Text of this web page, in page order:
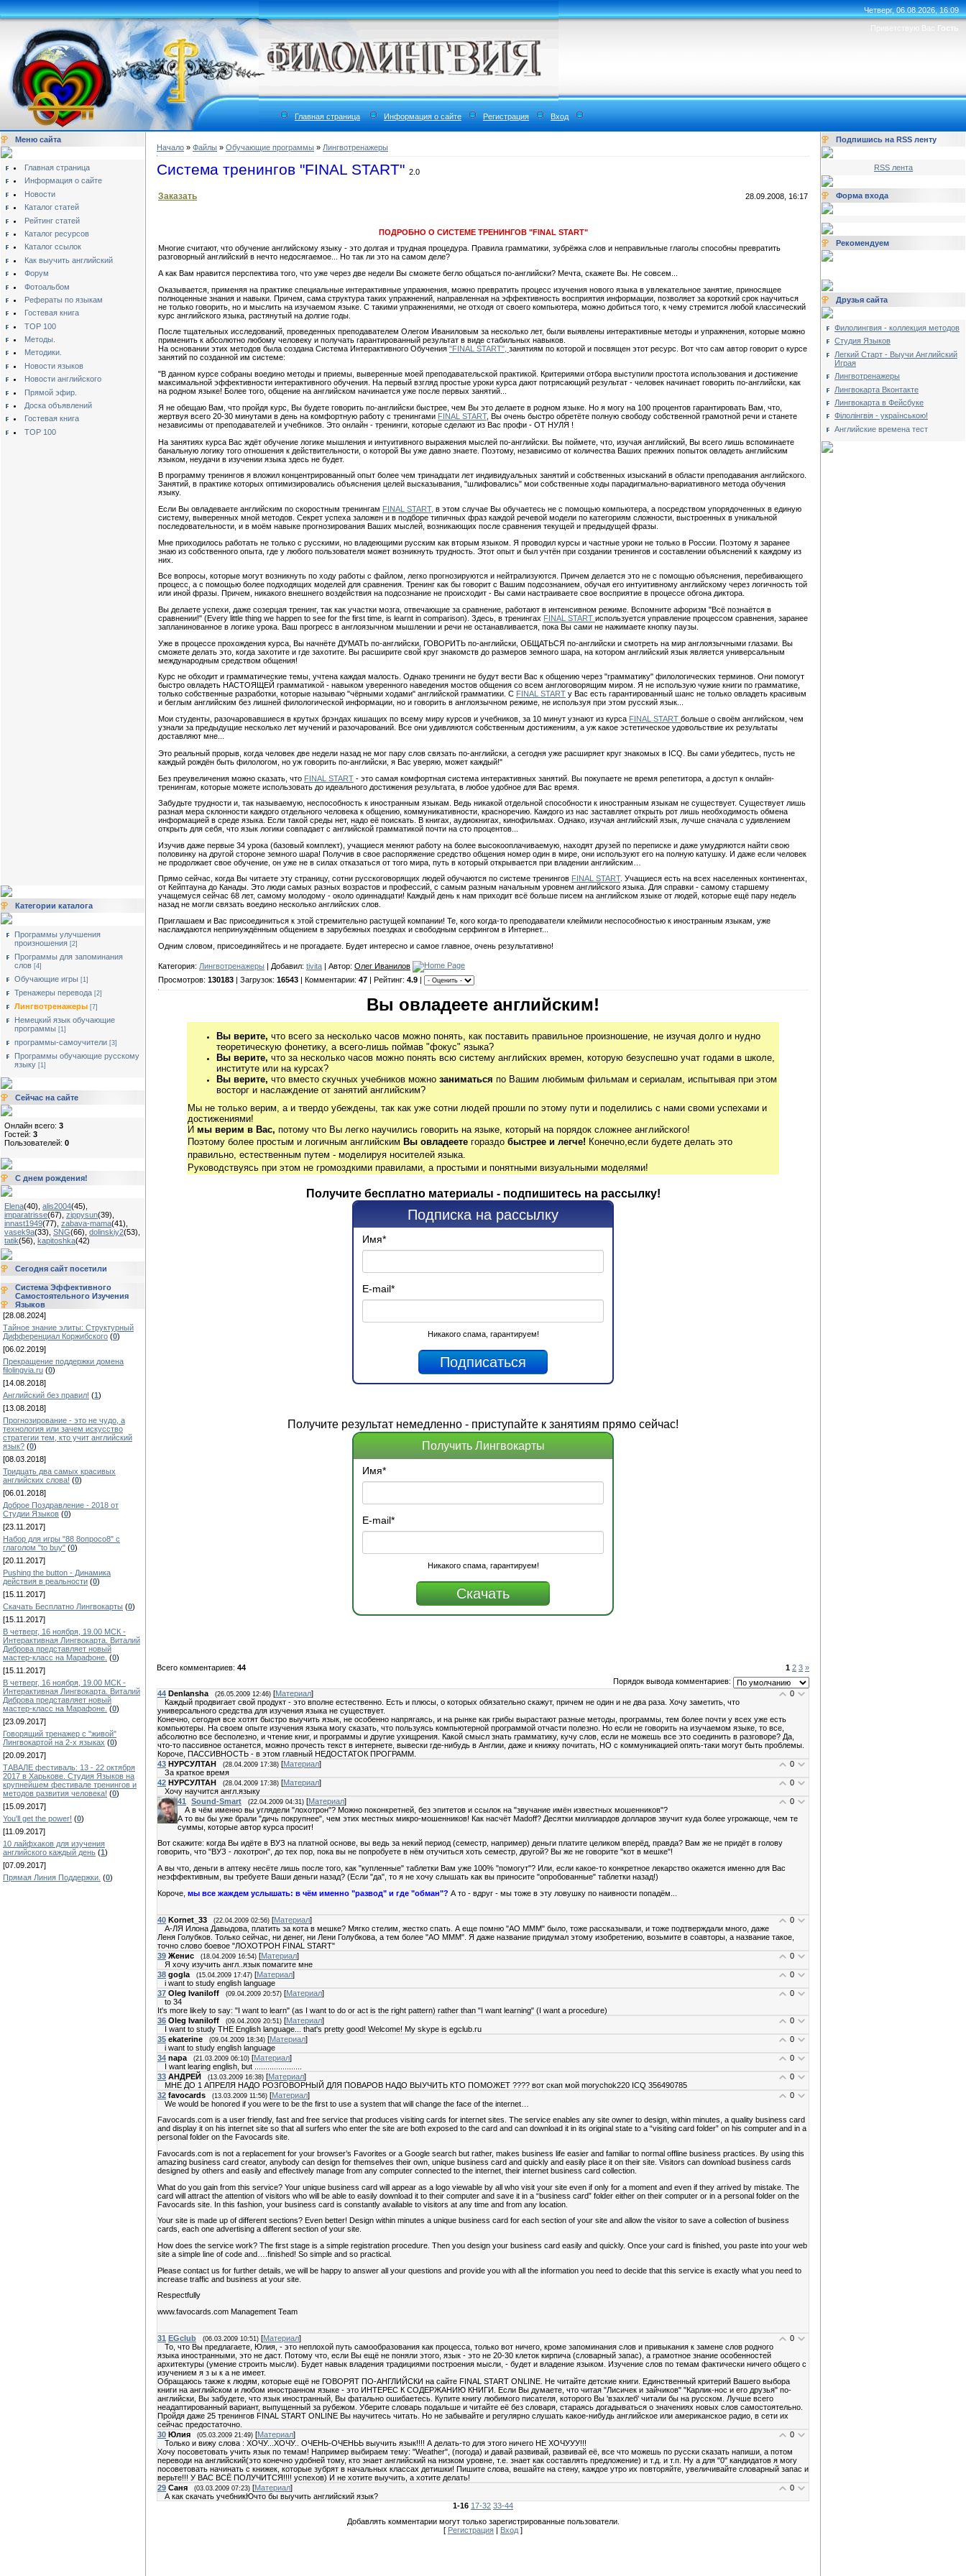
Четверг, 06.08.2026, 16:09
Приветствую Вас Гость
Главная страница Информация о сайте Регистрация Вход
Меню сайта
Главная страница
Информация о сайте
Новости
Каталог статей
Рейтинг статей
Каталог ресурсов
Каталог ссылок
Как выучить английский
Форум
Фотоальбом
Рефераты по языкам
Гостевая книга
TOP 100
Методы.
Методики.
Новости языков
Новости английского
Прямой эфир.
Доска объявлений
Гостевая книга
TOP 100
Категории каталога
Программы улучшения
произношения [2]
Программы для запоминания
слов [4]
Обучающие игры [1]
Тренажеры перевода [2]
Лингвотренажеры [7]
Немецкий язык обучающие
программы [1]
программы-самоучители [3]
Программы обучающие русскому
языку [1]
Сейчас на сайте
Онлайн всего: 3
Гостей: 3
Пользователей: 0
С днем рождения!
Elena(40) alis2004(45)
imparatrisse(67) zippysun(39)
innast1949(77) zabava-mama(41)
vasek9a(33) SNG(66) dolinskiy2(53)
tatik(56) kapitoshka(42)
Сегодня сайт посетили
Система Эффективного
Самостоятельного Изучения
Языков
[28.08.2024]
Тайное знание элиты: Структурный
Дифференциал Коржибского (0)
[06.02.2019]
Прекращение поддержки домена
filolingvia.ru (0)
[14.08.2018]
Английский без правил! (1)
[13.08.2018]
Прогнозирование - это не чудо, а
технология или зачем искусство
стратегии тем, кто учит английский
язык? (0)
[08.03.2018]
Тридцать два самых красивых
английских слова! (0)
[06.01.2018]
Доброе Поздравление - 2018 от
Студии Языков (0)
[23.11.2017]
Набор для игры "88 8опросо8" с
глаголом "to buy" (0)
[20.11.2017]
Pushing the button - Динамика
действия в реальности (0)
[15.11.2017]
Скачать Бесплатно Лингвокарты (0)
[15.11.2017]
В четверг, 16 ноября, 19.00 МСК -
Интерактивная Лингвокарта. Виталий
Диброва представляет новый
мастер-класс на Марафоне. (0)
[15.11.2017]
В четверг, 16 ноября, 19.00 МСК -
Интерактивная Лингвокарта. Виталий
Диброва представляет новый
мастер-класс на Марафоне. (0)
[23.09.2017]
Говорящий тренажер с "живой"
Лингвокартой на 2-х языках (0)
[20.09.2017]
ТАВАЛЕ фестиваль: 13 - 22 октября
2017 в Харькове. Студия Языков на
крупнейшем фестивале тренингов и
методов развития человека! (0)
[15.09.2017]
You'll get the power! (0)
[11.09.2017]
10 лайфхаков для изучения
английского каждый день (1)
[07.09.2017]
Прямая Линия Поддержки. (0)
Начало » Файлы » Обучающие программы » Лингвотренажеры
Система тренингов "FINAL START" 2.0
Заказать 28.09.2008, 16:17
ПОДРОБНО О СИСТЕМЕ ТРЕНИНГОВ "FINAL START"
Многие считают, что обучение английскому языку - это долгая и трудная процедура. Правила грамматики, зубрёжка слов и неправильные глаголы способны превратить
разговорный английский в нечто недосягаемое... Но так ли это на самом деле?
А как Вам нравится перспектива того, что уже через две недели Вы сможете бегло общаться по-английски? Мечта, скажете Вы. Не совсем...
Оказывается, применяя на практике специальные интерактивные упражнения, можно превратить процесс изучения нового языка в увлекательное занятие, приносящее
полноценные знания и навыки. Причем, сама структура таких упражнений, направленная на эффективность восприятия информации, позволяет за короткий срок научиться
не только говорить, но и мыслить на изучаемом языке. С такими упражнениями, не отходя от своего компьютера, можно добиться того, к чему стремится любой классический
курс английского языка, растянутый на долгие годы.
После тщательных исследований, проведенных преподавателем Олегом Иваниловым за несколько лет, были выявлены интерактивные методы и упражнения, которые можно
применить к абсолютно любому человеку и получать гарантированный результат в виде стабильных навыков.
На основании этих методов была создана Система Интерактивного Обучения "FINAL START", занятиям по которой и посвящен этот ресурс. Вот что сам автор говорит о курсе
занятий по созданной им системе:
"В данном курсе собраны воедино методы и приемы, выверенные моей преподавательской практикой. Критериями отбора выступили простота использования и достижение
максимальной эффективности интерактивного обучения. На первый взгляд простые уроки курса дают потрясающий результат - человек начинает говорить по-английски, как
на родном языке! Более того, общение на английском начинается уже после первых занятий...
Я не обещаю Вам, что пройдя курс, Вы будете говорить по-английски быстрее, чем Вы это делаете в родном языке. Но я могу на 100 процентов гарантировать Вам, что,
жертвуя всего 20-30 минутами в день на комфортную работу с тренингами FINAL START, Вы очень быстро обретёте полную свободу собственной грамотной речи и станете
независимы от преподавателей и учебников. Это онлайн - тренинги, которые сделают из Вас профи - ОТ НУЛЯ !
На занятиях курса Вас ждёт обучение логике мышления и интуитивного выражения мыслей по-английски. Вы поймете, что, изучая английский, Вы всего лишь вспоминаете
банальную логику того отношения к действительности, о которой Вы уже давно знаете. Поэтому, независимо от количества Ваших прежних попыток овладеть английским
языком, неудачи в изучении языка здесь не будет.
В программу тренингов я вложил концентрированный опыт более чем тринадцати лет индивидуальных занятий и собственных изысканий в области преподавания английского.
Занятий, в практике которых оптимизировались объяснения целей высказывания, "шлифовались" мои собственные ходы парадигмально-вариативного метода обучения
языку.
Если Вы овладеваете английским по скоростным тренингам FINAL START, в этом случае Вы обучаетесь не с помощью компьютера, а посредством упорядоченных в единую
систему, выверенных мной методов. Секрет успеха заложен и в подборе типичных фраз каждой речевой модели по категориям сложности, выстроенных в уникальной
последовательности, и в моём навыке прогнозирования Ваших мыслей, возникающих после сравнения текущей и предыдущей фразы.
Мне приходилось работать не только с русскими, но владеющими русским как вторым языком. Я проводил курсы и частные уроки не только в России. Поэтому я заранее
знаю из собственного опыта, где у любого пользователя может возникнуть трудность. Этот опыт и был учтён при создании тренингов и составлении объяснений к каждому из
них.
Все вопросы, которые могут возникнуть по ходу работы с файлом, легко прогнозируются и нейтрализуются. Причем делается это не с помощью объяснения, перебивающего
процесс, а с помощью более подходящих моделей для сравнения. Тренинг как бы говорит с Вашим подсознанием, обучая его интуитивному английскому через логичность той
или иной фразы. Причем, никакого внешнего воздействия на подсознание не происходит - Вы сами настраиваете свое восприятие в процессе обгона диктора.
Вы делаете успехи, даже созерцая тренинг, так как участки мозга, отвечающие за сравнение, работают в интенсивном режиме. Вспомните афоризм "Всё познаётся в
сравнении!" (Every little thing we happen to see for the first time, is learnt in comparison). Здесь, в тренингах FINAL START используется управление процессом сравнения, заранее
запланинованное в логике урока. Ваш прогресс в англоязычном мышлении и речи не останавливается, пока Вы сами не нажимаете кнопку паузы.
Уже в процессе прохождения курса, Вы начнёте ДУМАТЬ по-английски, ГОВОРИТЬ по-английски, ОБЩАТЬСЯ по-английски и смотреть на мир англоязычными глазами. Вы
сможете делать это, когда захотите и где захотите. Вы расширите свой круг знакомств до размеров земного шара, на котором английский язык является универсальным
международным средством общения!
Курс не обходит и грамматические темы, учтена каждая малость. Однако тренинги не будут вести Вас к общению через "грамматику" филологических терминов. Они помогут
быстро овладеть НАСТОЯЩЕЙ грамматикой - навыком уверенного наведения мостов общения со всем англоговорящим миром. Я не использую чужие книги по грамматике,
только собственные разработки, которые называю "чёрными ходами" английской грамматики. С FINAL START у Вас есть гарантированный шанс не только овладеть красивым
и беглым английским без лишней филологической информации, но и говорить в англоязычном режиме, не используя при этом русский язык...
Мои студенты, разочаровавшиеся в крутых брэндах кишащих по всему миру курсов и учебников, за 10 минут узнают из курса FINAL START больше о своём английском, чем
узнали за предыдущие несколько лет мучений и разочарований. Все они удивляются собственным достижениям, а уж какое эстетическое удовольствие их результаты
доставляют мне...
Это реальный прорыв, когда человек две недели назад не мог пару слов связать по-английски, а сегодня уже расширяет круг знакомых в ICQ. Вы сами убедитесь, пусть не
каждый рождён быть филологом, но уж говорить по-английски, я Вас уверяю, может каждый!"
Без преувеличения можно сказать, что FINAL START - это самая комфортная система интерактивных занятий. Вы покупаете не время репетитора, а доступ к онлайн-
тренингам, которые можете использовать до идеального достижения результата, в любое удобное для Вас время.
Забудьте трудности и, так называемую, неспособность к иностранным языкам. Ведь никакой отдельной способности к иностранным языкам не существует. Существует лишь
разная мера склонности каждого отдельного человека к общению, коммуникативности, красноречию. Каждого из нас заставляет открыть рот лишь необходимость обмена
информацией в среде языка. Если такой среды нет, надо её поискать. В книгах, аудиокнигах, кинофильмах. Однако, изучая английский язык, лучше сначала с удивлением
открыть для себя, что язык логики совпадает с английской грамматикой почти на сто процентов...
Изучив даже первые 34 урока (базовый комплект), учащиеся меняют работу на более высокооплачиваемую, находят друзей по переписке и даже умудряются найти свою
половинку на другой стороне земного шара! Получив в свое распоряжение средство общения номер один в мире, они используют его на полную катушку. И даже если человек
не продолжает свое обучение, он уже не в силах отказаться от того мира, путь в который открывается при владении английским…
Прямо сейчас, когда Вы читаете эту страницу, сотни русскоговорящих людей обучаются по системе тренингов FINAL START. Учащиеся есть на всех населенных континентах,
от Кейптауна до Канады. Это люди самых разных возрастов и профессий, с самым разным начальным уровнем английского языка. Для справки - самому старшему
учащемуся сейчас 68 лет, самому молодому - около одиннадцати! Каждый день к нам приходит всё больше писем на английском языке от людей, которые ещё пару недель
назад не могли связать воедино несколько английских слов.
Приглашаем и Вас присоединиться к этой стремительно растущей компании! Те, кого когда-то преподаватели клеймили неспособностью к иностранным языкам, уже
наслаждаются непринуждённым общением в зарубежных поездках и свободным серфингом в Интернет...
Одним словом, присоединяйтесь и не прогадаете. Будет интересно и самое главное, очень результативно!
Категория: Лингвотренажеры | Добавил: tivita | Автор: Олег Иванилов
Просмотров: 130183 | Загрузок: 16543 | Комментарии: 47 | Рейтинг: 4.9 |
Вы овладеете английским!
Вы верите, что всего за несколько часов можно понять, как поставить правильное произношение, не изучая долго и нудно
теоретическую фонетику, а всего-лишь поймав "фокус" языка?
Вы верите, что за несколько часов можно понять всю систему английских времен, которую безуспешно учат годами в школе,
институте или на курсах?
Вы верите, что вместо скучных учебников можно заниматься по Вашим любимым фильмам и сериалам, испытывая при этом
восторг и наслаждение от занятий английским?
Мы не только верим, а и твердо убеждены, так как уже сотни людей прошли по этому пути и поделились с нами своми успехами и
достижениями!
И мы верим в Вас, потому что Вы легко научились говорить на языке, который на порядок сложнее английского!
Поэтому более простым и логичным английским Вы овладеете гораздо быстрее и легче! Конечно,если будете делать это
правильно, естественным путем - моделируя носителей языка.
Руководствуясь при этом не громоздкими правилами, а простыми и понятными визуальными моделями!
Получите бесплатно материалы - подпишитесь на рассылку!
Подписка на рассылку
Имя*
E-mail*
Никакого спама, гарантируем!
Получите результат немедленно - приступайте к занятиям прямо сейчас!
Получить Лингвокарты
Имя*
E-mail*
Никакого спама, гарантируем!
Всего комментариев: 44 1 2 3 »
Порядок вывода комментариев:
0
44 Denlansha (26.05.2009 12:46) [Материал]
Каждый продвигает свой продукт - это вполне естественно. Есть и плюсы, о которых обязательно скажут, причем не один и не два раза. Хочу заметить, что
универсального средства для изучения языка не существует.
Конечно, сегодня все хотят быстро выучить язык, не особенно напрягаясь, и на рынке как грибы вырастают разные методы, программы, тем более почти у всех уже есть
компьютеры. На своем опыте изучения языка могу сказать, что пользуясь компьютерной программой отчасти полезно. Но если не говорить на изучаемом языке, то все,
абсолютно все бесполезно, и чтение книг, и программы и другие ухищрения. Какой смысл знать грамматику, кучу слов, если не можешь все это соединить в разговоре? Да,
что-то пассивное останется, можно прочесть текст в интернете, вывески где-нибудь в Англии, даже и книжку почитать, НО с коммуникацией опять-таки могут быть проблемы.
Короче, ПАССИВНОСТЬ - в этом главный НЕДОСТАТОК ПРОГРАММ.
0
43 НУРСУЛТАН (28.04.2009 17:38) [Материал]
За краткое время
0
42 НУРСУЛТАН (28.04.2009 17:38) [Материал]
Хочу научится англ.языку
0
41 Sound-Smart (22.04.2009 04:31) [Материал]
А в чём именно вы углядели "лохотрон"? Можно поконкретней, без эпитетов и ссылок на "звучание имён известных мошенников"?
А то вы бы уже брали "дичь покрупнее", чем этих местных микро-мошенников! Как насчёт Madoff? Десятки миллиардов долларов звучит куда более угрожающе, чем те
суммы, которые автор курса просит!
Вот скажите: когда Вы идёте в ВУЗ на платной основе, вы ведь за некий период (семестр, например) деньги платите целиком вперёд, правда? Вам же не придёт в голову
говорить, что "ВУЗ - лохотрон", до тех пор, пока вы не попробуете в нём отучиться хоть семестр, другой? Вы же не говорите "кот в мешке"!
А вы что, деньги в аптеку несёте лишь после того, как "купленные" таблетки Вам уже 100% "помогут"? Или, если какое-то конкретное лекарство окажется именно для Вас
неэффективным, вы требуете Ваши деньги назад? (Если "да", то я не хочу слышать как вы приносите "опробованные" таблетки назад!)
Короче, мы все жаждем услышать: в чём именно "развод" и где "обман"? А то - вдруг - мы тоже в эту ловушку по наивности попадём...
0
40 Kornet_33 (22.04.2009 02:56) [Материал]
А-ЛЯ Илона Давыдова, платить за кота в мешке? Мягко стелим, жестко спать. А еще помню "АО МММ" было, тоже рассказывали, и тоже подтверждали много, даже
Леня Голубков. Только сейчас, ни денег, ни Лени Голубкова, а тем более "АО МММ". Я даже название придумал этому изобретению, возьмите в соавторы, а название такое,
точно слово боевое "ЛОХОТРОН FINAL START"
0
39 Женис (18.04.2009 16:54) [Материал]
Я хочу изучить англ..язык помагите мне
0
38 gogla (15.04.2009 17:47) [Материал]
i want to study english language
0
37 Oleg Ivaniloff (09.04.2009 20:57) [Материал]
to 34
It's more likely to say: "I want to learn" (as I want to do or act is the right pattern) rather than "I want learning" (I want a procedure)
0
36 Oleg Ivaniloff (09.04.2009 20:51) [Материал]
I want to study THE English language... that's pretty good! Welcome! My skype is egclub.ru
0
35 ekaterine (09.04.2009 18:34) [Материал]
i want to study english language
0
34 napa (21.03.2009 06:10) [Материал]
I want learing english, but ......................
0
33 АНДРЕЙ (13.03.2009 16:38) [Материал]
МНЕ ДО 1 АПРЕЛЯ НАДО РОЗГОВОРНЫЙ ДЛЯ ПОВАРОВ НАДО ВЫУЧИТЬ КТО ПОМОЖЕТ ???? вот скап мой morychok220 ICQ 356490785
0
32 favocards (13.03.2009 11:56) [Материал]
We would be honored if you were to be the first to use a system that will change the face of the internet…
Favocards.com is a user friendly, fast and free service that produces visiting cards for internet sites. The service enables any site owner to design, within minutes, a quality business card
and display it on his internet site so that all surfers who enter the site are both exposed to the card and can download it in its original state to a “visiting card folder” on his computer and in a
personal folder on the Favocards site.
Favocards.com is not a replacement for your browser’s Favorites or a Google search but rather, makes business life easier and familiar to normal offline business practices. By using this
amazing business card creator, anybody can design for themselves their own, unique business card and quickly and easily place it on their site. Visitors can download business cards
designed by others and easily and effectively manage from any computer connected to the internet, their internet business card collection.
What do you gain from this service? Your unique business card will appear as a logo viewable by all who visit your site even if only for a moment and even if they arrived by mistake. The
card will attract the attention of visitors who will be able to easily download it to their computer and save it in a “business card” folder either on their computer or in a personal folder on the
Favocards site. In this fashion, your business card is constantly available to visitors at any time and from any location.
Your site is made up of different sections? Even better! Design within minutes a unique business card for each section of your site and allow the visitor to save a collection of business
cards, each one advertising a different section of your site.
How does the service work? The first stage is a simple registration procedure. Then you design your business card easily and quickly. Once your card is finished, you paste into your web
site a simple line of code and….finished! So simple and so practical.
Please contact us for further details, we will be happy to answer all your questions and provide you with all the information you need to decide that this service is exactly what you need to
increase traffic and business at your site.
Respectfully
www.favocards.com Management Team
0
31 EGclub (06.03.2009 10:51) [Материал]
То, что Вы предлагаете, Юлия, - это неплохой путь самообразования как процесса, только вот ничего, кроме запоминания слов и привыкания к замене слов родного
языка иностранными, это не даст. Потому что, если Вы ещё не поняли этого, язык - это не 20-30 клеток кирпича (словарный запас), а грамотное знание особенностей
архитектуры (умение строить мысли). Будет навык владения традициями построения мысли, - будет и владение языком. Изучение слов по темам фактически ничего общего с
изучением я з ы к а не имеет.
Обращаюсь также к людям, которые ещё не ГОВОРЯТ ПО-АНГЛИЙСКИ на сайте FINAL START ONLINE. Не читайте детские книги. Единственный критерий Вашего выбора
книги на английском и любом иностранном языке - это ИНТЕРЕС К СОДЕРЖАНИЮ КНИГИ. Если Вы думаете, что читая "Лисичек и зайчиков" "Карлик-нос и его друзья" по-
английски, Вы забудете, что язык иностранный, Вы фатально ошибаетесь. Купите книгу любимого писателя, которого Вы 'взахлеб' читали бы на русском. Лучше всего
неадаптированный вариант, выпущенный за рубежом. Уберите словарь подальше и читайте её без словаря, стараясь догадываться о значениях новых слов самостоятельно.
Пройдя даже 25 тренингов FINAL START ONLINE Вы научитесь читать. Но не забывайте и регулярно слушать какое-нибудь английское или американское радио, в сети их
сейчас предостаточно.
0
30 Юлия (05.03.2009 21:49) [Материал]
Только и вижу слова : ХОЧУ...ХОЧУ.. ОЧЕНЬ-ОЧЕНЬЬ выучить язык!!!! А делать-то для этого ничего НЕ ХОЧУУУ!!!
Хочу посоветовать учить язык по темам! Например выбираем тему: "Weather", (погода) и давай развивай, развивай её, все что можешь по русски сказать напиши, а потом
переводи на английский(это конечно удобней тому, кто знает английский на низком уровне, т.е. знает как составлять предложение) и т.д. и т.п. Ну а для "0" кандидатов я могу
посоветовать начинать с книжек, которые зубрят в начальных классах детишки! Пишите слова, вешайте на стену, каждое утро их повторяйте, увеличивайте словарный запас и
верьте!!! У ВАС ВСЁ ПОЛУЧИТСЯ!!!! успехов) И не хотите выучить, а хотите делать!
0
29 Саня (03.03.2009 07:23) [Материал]
А как скачать учебникЮчто бы выучить английский язык?
1-16 17-32 33-44
Добавлять комментарии могут только зарегистрированные пользователи.
[ Регистрация | Вход ]
Подпишись на RSS ленту
RSS лента
Форма входа
Рекомендуем
Друзья сайта
Филолингвия - коллекция методов
Студия Языков
Легкий Старт - Выучи Английский
Играя
Лингвотренажеры
Лингвокарта Вконтакте
Лингвокарта в Фейсбуке
Філолінгвія - українською!
Английские времена тест